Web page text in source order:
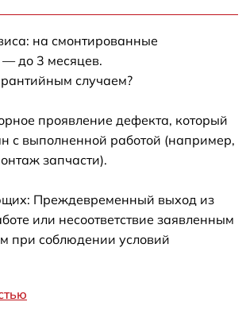
на смонтированные
до 3 месяцев.
случаем?
проявление дефекта, который
с выполненной работой (например,
запчасти).
Преждевременный выход из
или несоответствие заявленным
при соблюдении условий